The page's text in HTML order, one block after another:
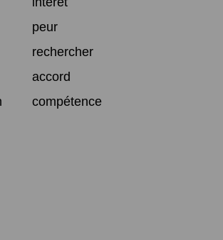
peur
rechercher
accord
compétence